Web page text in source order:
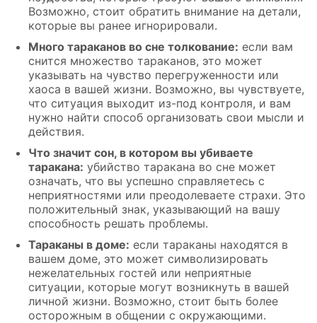
Возможно, стоит обратить внимание на детали,
которые вы ранее игнорировали.
Много тараканов во сне толкование: если вам
снится множество тараканов, это может
указывать на чувство перегруженности или
хаоса в вашей жизни. Возможно, вы чувствуете,
что ситуация выходит из-под контроля, и вам
нужно найти способ организовать свои мысли и
действия.
Что значит сон, в котором вы убиваете
таракана: убийство таракана во сне может
означать, что вы успешно справляетесь с
неприятностями или преодолеваете страхи. Это
положительный знак, указывающий на вашу
способность решать проблемы.
Тараканы в доме: если тараканы находятся в
вашем доме, это может символизировать
нежелательных гостей или неприятные
ситуации, которые могут возникнуть в вашей
личной жизни. Возможно, стоит быть более
осторожным в общении с окружающими.